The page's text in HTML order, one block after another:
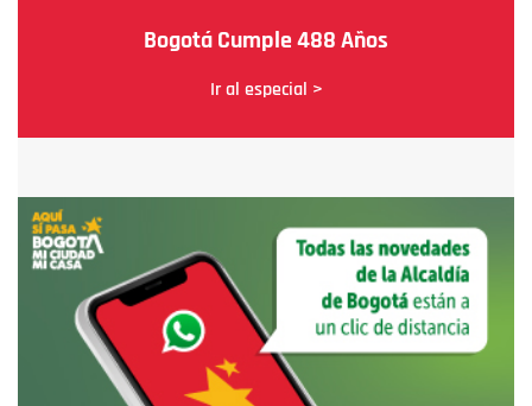
Bogotá Cumple 488 Años
Ir al especial >